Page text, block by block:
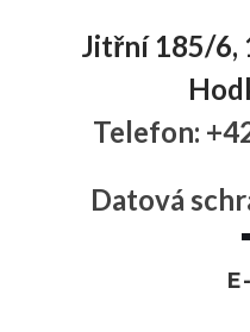
Jitřní 185/6,
Telefon:
Datová